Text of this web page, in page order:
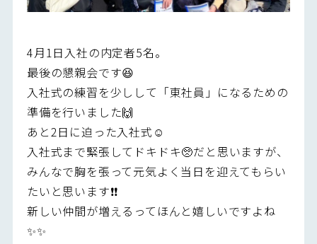
4月1日入社の内定者5名。
最後の懇親会です😆
入社式の練習を少しして「東社員」になるための
準備を行いました🙌
あと2日に迫った入社式☺
入社式まで緊張してドキドキ🥺だと思いますが、
みんなで胸を張って元気よく当日を迎えてもらい
たいと思います❗❗
新しい仲間が増えるってほんと嬉しいですよね
✨✨